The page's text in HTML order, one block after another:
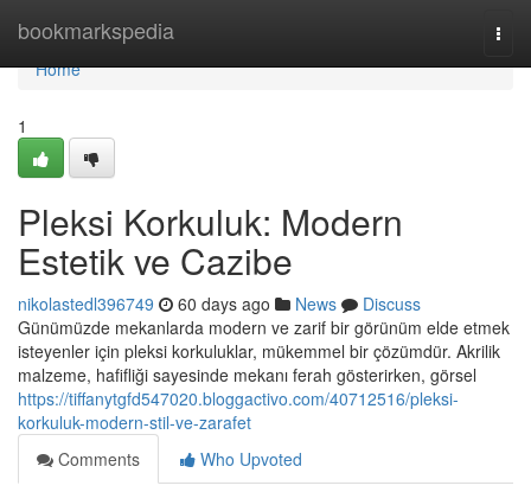
bookmarkspedia
Home
Home
1
Pleksi Korkuluk: Modern
Estetik ve Cazibe
nikolastedl396749 60 days ago News
Discuss
Günümüzde mekanlarda modern ve zarif bir görünüm elde etmek
isteyenler için pleksi korkuluklar, mükemmel bir çözümdür. Akrilik
malzeme, hafifliği sayesinde mekanı ferah gösterirken, görsel
https://tiffanytgfd547020.bloggactivo.com/40712516/pleksi-
korkuluk-modern-stil-ve-zarafet
Comments
Who Upvoted